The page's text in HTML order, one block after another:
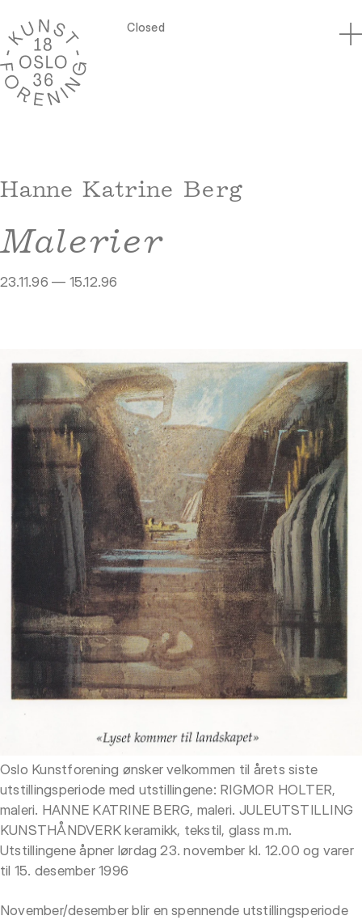
Closed
Hanne Katrine Berg
Malerier
23.11.96 — 15.12.96
Oslo Kunstforening ønsker velkommen til årets siste
utstillingsperiode med utstillingene: RIGMOR HOLTER,
maleri. HANNE KATRINE BERG, maleri. JULEUTSTILLING
KUNSTHÅNDVERK keramikk, tekstil, glass m.m.
Utstillingene åpner lørdag 23. november kl. 12.00 og varer
til 15. desember 1996
November/desember blir en spennende utstillingsperiode